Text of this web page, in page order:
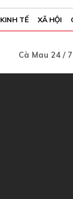
KINH TẾ XÃ HỘI
Cà Mau 24 / 7